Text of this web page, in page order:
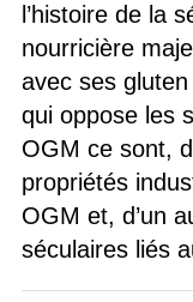
l’histoire de la
nourricière
avec ses
qui oppose les
OGM ce sont,
propriétés
OGM et, d’un
séculaires liés